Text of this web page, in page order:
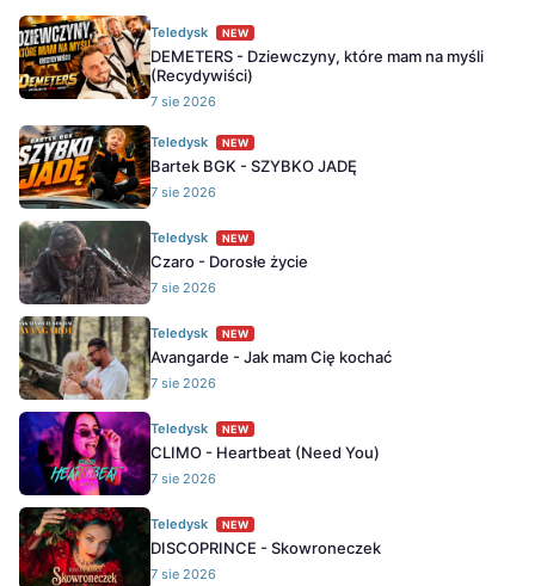
Teledysk NEW
DEMETERS - Dziewczyny, które mam na myśli
(Recydywiści)
7 sie 2026
Teledysk NEW
Bartek BGK - SZYBKO JADĘ
7 sie 2026
Teledysk NEW
Czaro - Dorosłe życie
7 sie 2026
Teledysk NEW
Avangarde - Jak mam Cię kochać
7 sie 2026
Teledysk NEW
CLIMO - Heartbeat (Need You)
7 sie 2026
Teledysk NEW
DISCOPRINCE - Skowroneczek
7 sie 2026